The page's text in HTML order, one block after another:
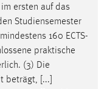
ersten auf das
Studiensemester
160 ECTS-
praktische
(3) Die
beträgt, [...]